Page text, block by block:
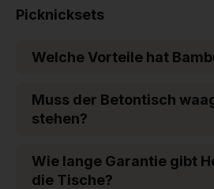
Picknicksets
Welche Vorteile hat
Muss der Betontisch
stehen?
Wie lange Garantie gibt
die Tische?